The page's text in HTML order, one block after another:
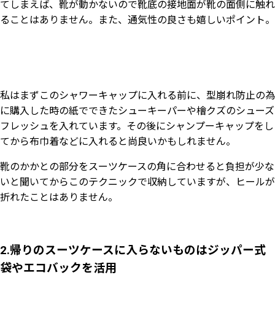
てしまえば、靴が動かないので靴底の接地面が靴の面側に触れ
ることはありません。また、通気性の良さも嬉しいポイント。
私はまずこのシャワーキャップに入れる前に、型崩れ防止の為
に購入した時の紙でできたシューキーパーや檜クズのシューズ
フレッシュを入れています。その後にシャンプーキャップをし
てから布巾着などに入れると尚良いかもしれません。
靴のかかとの部分をスーツケースの角に合わせると負担が少な
いと聞いてからこのテクニックで収納していますが、ヒールが
折れたことはありません。
2.帰りのスーツケースに入らないものはジッパー式
袋やエコバックを活用